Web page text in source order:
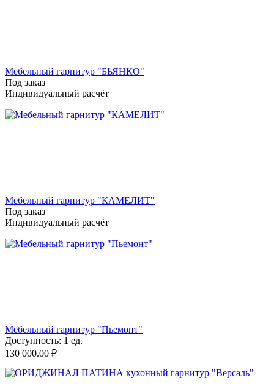
Мебельный гарнитур "БЬЯНКО"
Под заказ
Индивидуальный расчёт
Мебельный гарнитур "КАМЕЛИТ"
Под заказ
Индивидуальный расчёт
Мебельный гарнитур "Пьемонт"
Доступность: 1 ед.
130 000.00 ₽